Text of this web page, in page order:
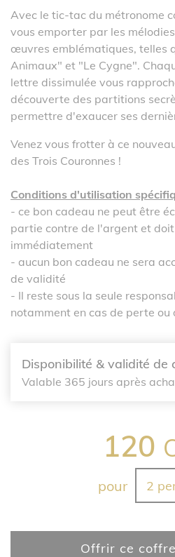
Avec le tic-tac du métronome
vous emporter par les
œuvres emblématiques, telles
Animaux" et "Le Cygne".
lettre dissimulée vous
découverte des partitions
permettre d'exaucer ses
Venez vous frotter à ce
des Trois Couronnes !
Conditions d'utilisation
- ce bon cadeau ne peut être
partie contre de l'argent et
immédiatement
- aucun bon cadeau ne sera
de validité
- Il reste sous la seule
notamment en cas de perte ou
Disponibilité & validité de
Valable 365 jours après
120
pour
Offrir ce